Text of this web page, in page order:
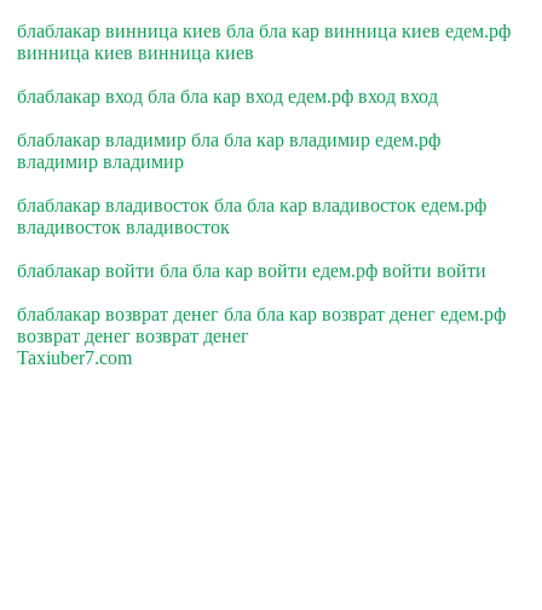
блаблакар винница киев бла бла кар винница киев едем.рф
винница киев винница киев
блаблакар вход бла бла кар вход едем.рф вход вход
блаблакар владимир бла бла кар владимир едем.рф
владимир владимир
блаблакар владивосток бла бла кар владивосток едем.рф
владивосток владивосток
блаблакар войти бла бла кар войти едем.рф войти войти
блаблакар возврат денег бла бла кар возврат денег едем.рф
возврат денег возврат денег
Taxiuber7.com